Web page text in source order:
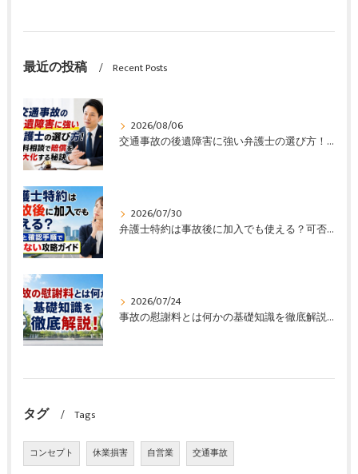
最近の投稿 Recent Posts
2026/08/06
交通事故の後遺障害に強い弁護士の選び方！無料相談で賠償を最大化する秘訣
2026/07/30
弁護士特約は事故後に加入でも使える？可否と確認手順で損しない攻略ガイド
2026/07/24
事故の慰謝料とは何かの基礎知識を徹底解説！
タグ Tags
コンセプト 休業損害 自営業 交通事故